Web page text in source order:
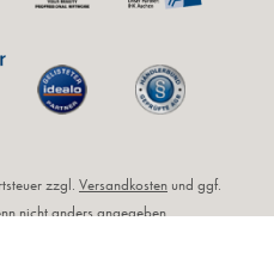
zzgl. Versandkosten und ggf.
nicht anders angegeben.